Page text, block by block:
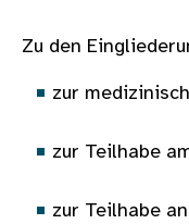
Zu den
zur
zur Teilhabe
zur Teilhabe